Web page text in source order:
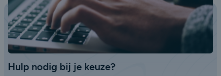
Hulp nodig bij je keuze?